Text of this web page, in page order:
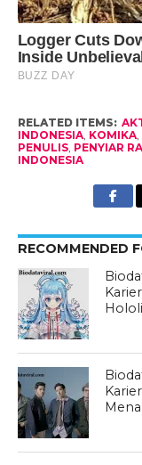
RELATED ITEMS:
INDONESIA, KOMIKA,
PENULIS, PENYIAR
INDONESIA
RECOMMENDED